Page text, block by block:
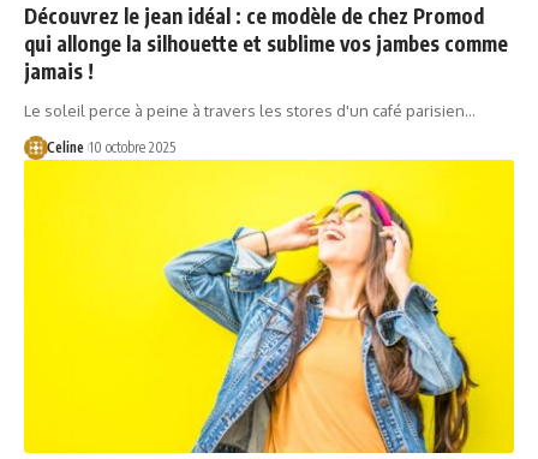
Découvrez le jean idéal : ce modèle de chez Promod
qui allonge la silhouette et sublime vos jambes comme
jamais !
Le soleil perce à peine à travers les stores d'un café parisien…
Celine 10 octobre 2025